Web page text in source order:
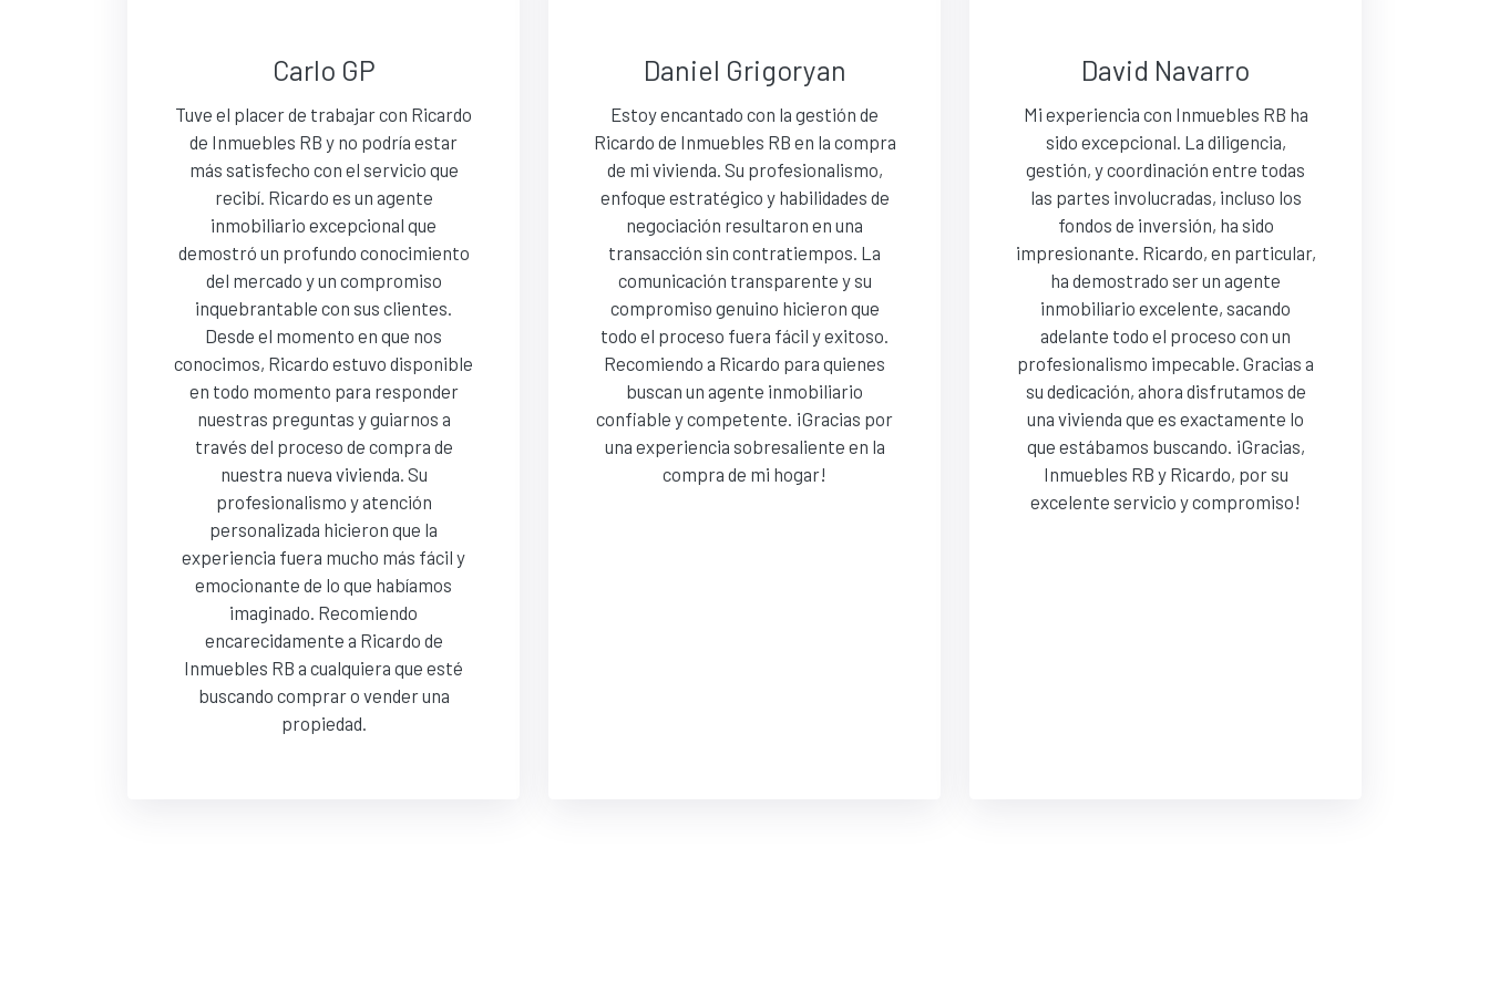
Carlo GP
Tuve el placer de trabajar con Ricardo
de Inmuebles RB y no podría estar
más satisfecho con el servicio que
recibí. Ricardo es un agente
inmobiliario excepcional que
demostró un profundo conocimiento
del mercado y un compromiso
inquebrantable con sus clientes.
Desde el momento en que nos
conocimos, Ricardo estuvo disponible
en todo momento para responder
nuestras preguntas y guiarnos a
través del proceso de compra de
nuestra nueva vivienda. Su
profesionalismo y atención
personalizada hicieron que la
experiencia fuera mucho más fácil y
emocionante de lo que habíamos
imaginado. Recomiendo
encarecidamente a Ricardo de
Inmuebles RB a cualquiera que esté
buscando comprar o vender una
propiedad.
Daniel Grigoryan
Estoy encantado con la gestión de
Ricardo de Inmuebles RB en la compra
de mi vivienda. Su profesionalismo,
enfoque estratégico y habilidades de
negociación resultaron en una
transacción sin contratiempos. La
comunicación transparente y su
compromiso genuino hicieron que
todo el proceso fuera fácil y exitoso.
Recomiendo a Ricardo para quienes
buscan un agente inmobiliario
confiable y competente. ¡Gracias por
una experiencia sobresaliente en la
compra de mi hogar!
David Navarro
Mi experiencia con Inmuebles RB ha
sido excepcional. La diligencia,
gestión, y coordinación entre todas
las partes involucradas, incluso los
fondos de inversión, ha sido
impresionante. Ricardo, en particular,
ha demostrado ser un agente
inmobiliario excelente, sacando
adelante todo el proceso con un
profesionalismo impecable. Gracias a
su dedicación, ahora disfrutamos de
una vivienda que es exactamente lo
que estábamos buscando. ¡Gracias,
Inmuebles RB y Ricardo, por su
excelente servicio y compromiso!